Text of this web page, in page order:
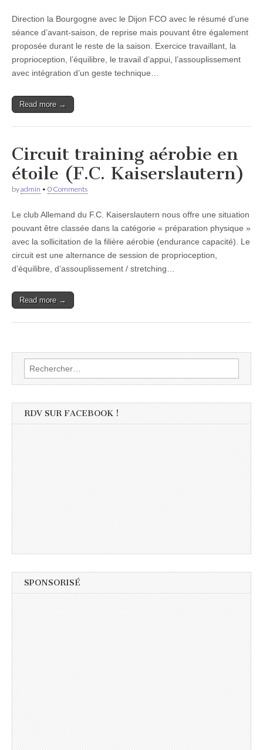
Direction la Bourgogne avec le Dijon FCO avec le résumé d’une
séance d’avant-saison, de reprise mais pouvant être également
proposée durant le reste de la saison. Exercice travaillant, la
proprioception, l’équilibre, le travail d’appui, l’assouplissement
avec intégration d’un geste technique…
Read more →
Circuit training aérobie en
étoile (F.C. Kaiserslautern)
byadmin • 0 Comments
Le club Allemand du F.C. Kaiserslautern nous offre une situation
pouvant être classée dans la catégorie « préparation physique »
avec la sollicitation de la filière aérobie (endurance capacité). Le
circuit est une alternance de session de proprioception,
d’équilibre, d’assouplissement / stretching…
Read more →
Rechercher :
RDV SUR FACEBOOK !
SPONSORISÉ